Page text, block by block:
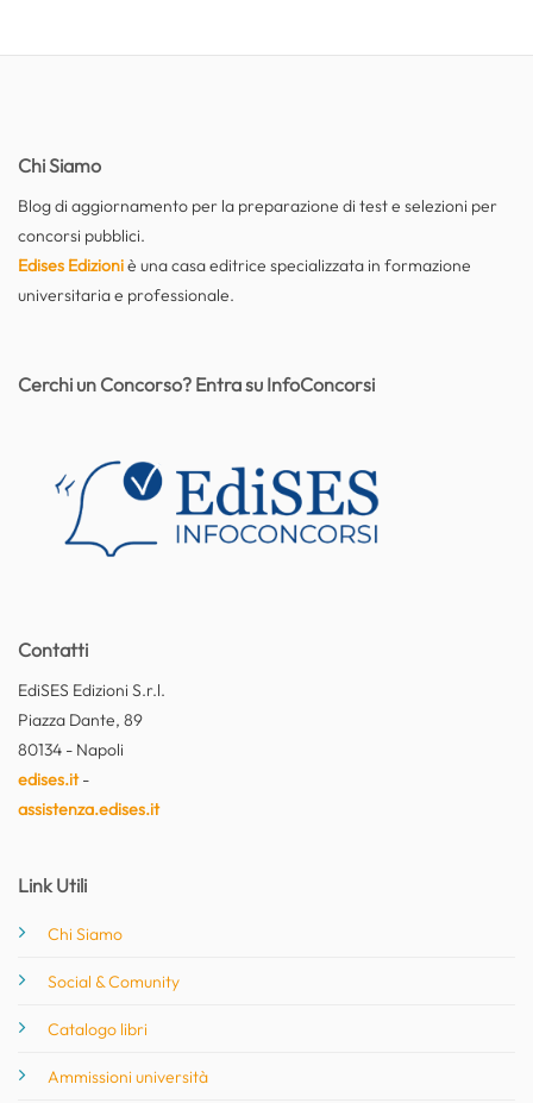
Chi Siamo
Blog di aggiornamento per la preparazione di test e selezioni per
concorsi pubblici.
Edises Edizioniè una casa editrice specializzata in formazione
universitaria e professionale.
Contatti
EdiSES Edizioni S.r.l.
Piazza Dante, 89
80134 - Napoli
edises.it-
assistenza.edises.it
Link Utili
Chi Siamo
Social & Comunity
Catalogo libri
Ammissioni università
Cerchi un Concorso? Entra su InfoConcorsi